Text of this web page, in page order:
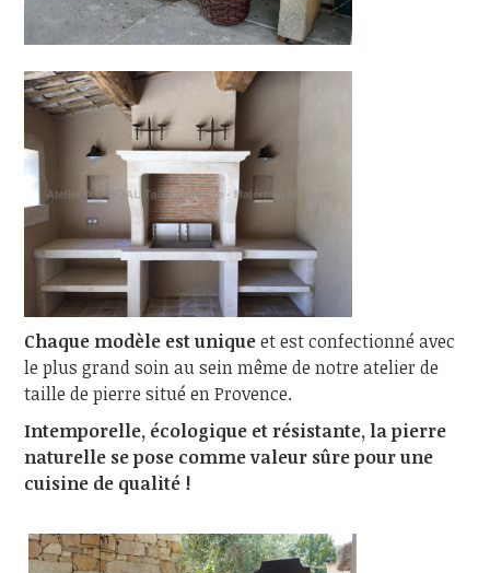
Chaque modèle est uniqueet est confectionné avec
le plus grand soin au sein même de notre atelier de
taille de pierre situé en Provence.
Intemporelle, écologique et résistante, la pierre
naturelle se pose comme valeur sûre pour une
cuisine de qualité !